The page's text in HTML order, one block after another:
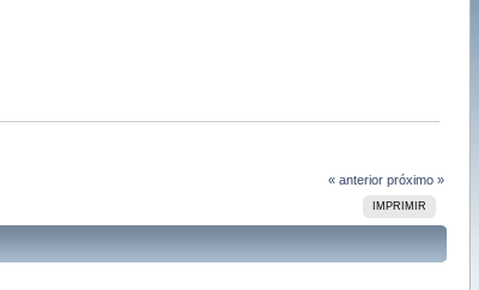
« anterior próximo »
IMPRIMIR